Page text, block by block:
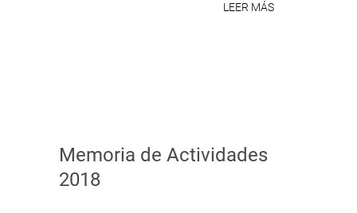
LEER MÁS
Memoria de Actividades
2018